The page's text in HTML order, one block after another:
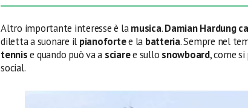
Altro importante interesse è lamusica.Damian Hardung
diletta a suonare il pianofortee la batteria. Sempre nel
tennise quando può va a sciaree sullo snowboard, come
social.